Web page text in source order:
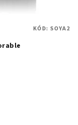
KÓD: SOYA2